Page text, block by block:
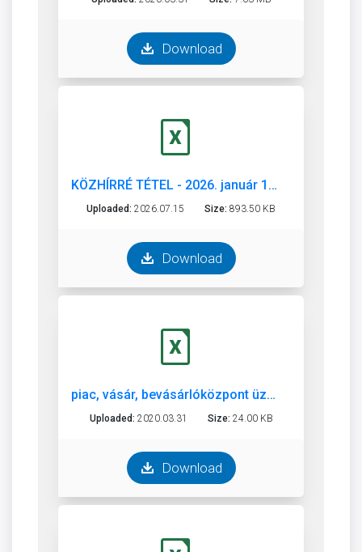
Download
KÖZHÍRRÉ TÉTEL - 2026. január 1. napjától.xls
Uploaded: 2026.07.15 Size: 893.50 KB
Download
piac, vásár, bevásárlóközpont üzemeltetésétől eltiltottak jegyzéke
Uploaded: 2020.03.31 Size: 24.00 KB
Download